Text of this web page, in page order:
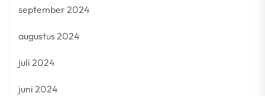
september 2024
augustus 2024
juli 2024
juni 2024